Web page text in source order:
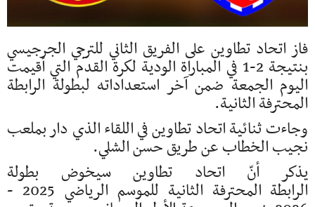
فاز اتحاد تطاوين على الفريق الثاني للترجي الجرجيسي
بنتيجة 2-1 في المباراة الودية لكرة القدم التي أقيمت
اليوم الجمعة ضمن آخر استعداداته لبطولة الرابطة
المحترفة الثانية.
وجاءت ثنائية اتحاد تطاوين في اللقاء الذي دار بملعب
نجيب الخطاب عن طريق حسن الشلي.
يذكر أنّ اتحاد تطاوين سيخوض بطولة
الرابطة المحترفة الثانية للموسم الرياضي 2025 -